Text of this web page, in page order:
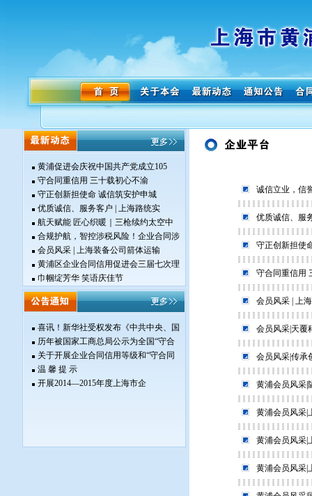
黄浦促进会庆祝中国共产党成立105
守合同重信用 三十载初心不渝
守正创新担使命 诚信筑安护申城
优质诚信、服务客户 | 上海路统实
航天赋能 匠心织暖｜三枪续约太空中
合规护航，智控涉税风险！企业合同涉
会员风采 | 上海装备公司箭体运输
黄浦区企业合同信用促进会三届七次理
巾帼绽芳华 笑语庆佳节
喜讯！新华社受权发布《中共中央、国
历年被国家工商总局公示为全国“守合
关于开展企业合同信用等级和“守合同
温 馨 提 示
开展2014—2015年度上海市企
诚信立业，信
优质诚信、服
守正创新担使
守合同重信用
会员风采 | 上
会员风采|天覆
会员风采|传承
黄浦会员风采|
黄浦会员风采|
黄浦会员风采|
黄浦会员风采|